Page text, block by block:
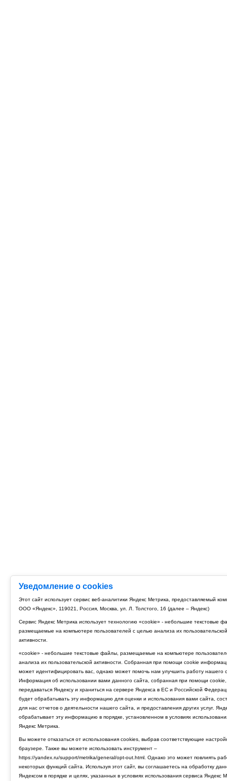
Уведомление о cookies
Этот сайт использует сервис веб-аналитики Яндекс Метрика, предоставляемый
ООО «Яндекс», 119021, Россия, Москва, ул. Л. Толстого, 16 (далее – Яндекс)
Сервис Яндекс Метрика использует технологию «cookie» - небольшие текстовые
размещаемые на компьютере пользователей с целью анализа их пользовательской
активности.
«cookie» - небольшие текстовые файлы, размещаемые на компьютере
анализа их пользовательской активности. Собранная при помощи cookie
может идентифицировать вас, однако может помочь нам улучшить работу нашего
Информация об использовании вами данного сайта, собранная при помощи cookie,
передаваться Яндексу и храниться на сервере Яндекса в ЕС и Российской
будет обрабатывать эту информацию для оценки и использования вами сайта,
для нас отчетов о деятельности нашего сайта, и предоставления других услуг.
обрабатывает эту информацию в порядке, установленном в условиях
Яндекс Метрика.
Вы можете отказаться от использования cookies, выбрав соответствующие
браузере. Также вы можете использовать инструмент –
https://yandex.ru/support/metrika/general/opt-out.html. Однако это может повлиять
некоторых функций сайта. Используя этот сайт, вы соглашаетесь на обработку
Яндексом в порядке и целях, указанных в условиях использования сервиса Яндекс